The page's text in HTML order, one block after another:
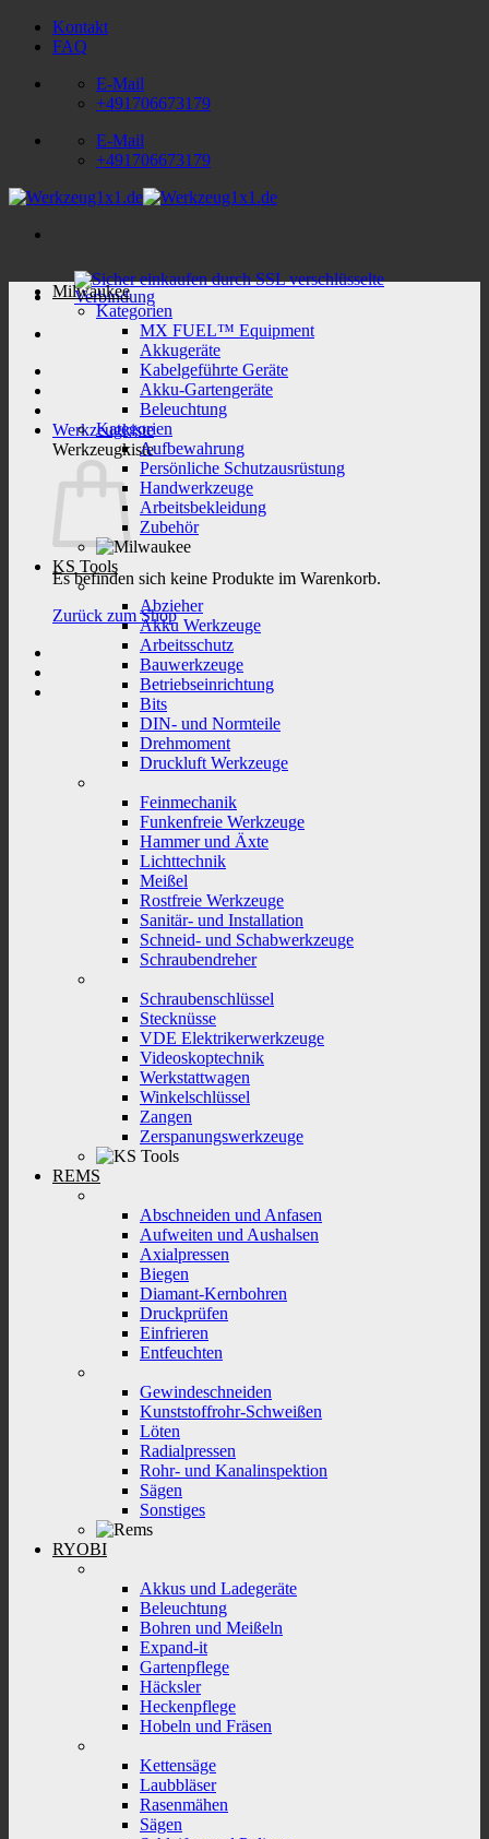
Zum
Inhalt
Kontakt
FAQ
E-Mail
+491706673179
E-Mail
+491706673179
Werkzeugkiste
Werkzeugkiste
Es befinden sich keine Produkte im Warenkorb.
Zurück zum Shop
Milwaukee
Kategorien
MX FUEL™ Equipment
Akkugeräte
Kabelgeführte Geräte
Akku-Gartengeräte
Beleuchtung
Kategorien
Aufbewahrung
Persönliche Schutzausrüstung
Handwerkzeuge
Arbeitsbekleidung
Zubehör
KS Tools
Abzieher
Akku Werkzeuge
Arbeitsschutz
Bauwerkzeuge
Betriebseinrichtung
Bits
DIN- und Normteile
Drehmoment
Druckluft Werkzeuge
Feinmechanik
Funkenfreie Werkzeuge
Hammer und Äxte
Lichttechnik
Meißel
Rostfreie Werkzeuge
Sanitär- und Installation
Schneid- und Schabwerkzeuge
Schraubendreher
Schraubenschlüssel
Stecknüsse
VDE Elektrikerwerkzeuge
Videoskoptechnik
Werkstattwagen
Winkelschlüssel
Zangen
Zerspanungswerkzeuge
REMS
Abschneiden und Anfasen
Aufweiten und Aushalsen
Axialpressen
Biegen
Diamant-Kernbohren
Druckprüfen
Einfrieren
Entfeuchten
Gewindeschneiden
Kunststoffrohr-Schweißen
Löten
Radialpressen
Rohr- und Kanalinspektion
Sägen
Sonstiges
RYOBI
Akkus und Ladegeräte
Beleuchtung
Bohren und Meißeln
Expand-it
Gartenpflege
Häcksler
Heckenpflege
Hobeln und Fräsen
Kettensäge
Laubbläser
Rasenmähen
Sägen